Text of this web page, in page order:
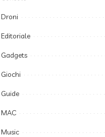
Droni
Editoriale
Gadgets
Giochi
Guide
MAC
Music